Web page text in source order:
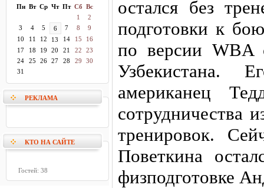
Пн Вт Ср Чт Пт Сб Вс
1
2
3
4 5 6 7 8
9
10
11 12 13 14 15
16
17
18 19 20 21 22
23
24
25 26 27 28 29
30
31
РЕКЛАМА
КТО НА САЙТЕ
Гостей: 38
остался без
подготовки к
по версии WBA
Узбекистана.
американец
сотрудничества
тренировок.
Поветкина
физподготовке